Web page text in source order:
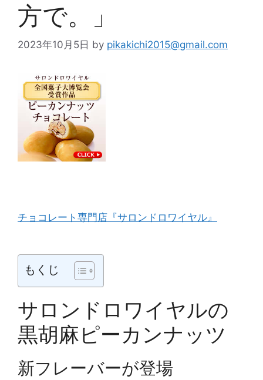
方で。」
2023年10月5日 by pikakichi2015@gmail.com
チョコレート専門店『サロンドロワイヤル』
もくじ
サロンドロワイヤルの
黒胡麻ピーカンナッツ
新フレーバーが登場